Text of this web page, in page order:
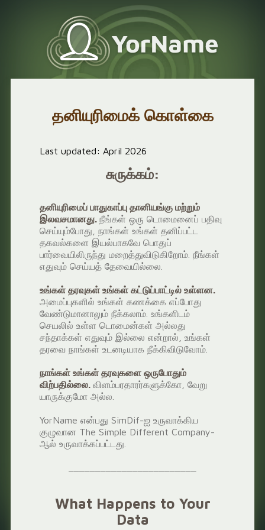
தனியுரிமைக் கொள்கை
Last updated: April 2026
சுருக்கம்:
தனியுரிமைப் பாதுகாப்பு தானியங்கு மற்றும்
இலவசமானது. நீங்கள் ஒரு டொமைனைப் பதிவு
செய்யும்போது, ​​நாங்கள் உங்கள் தனிப்பட்ட
தகவல்களை இயல்பாகவே பொதுப்
பார்வையிலிருந்து மறைத்துவிடுகிறோம். நீங்கள்
எதுவும் செய்யத் தேவையில்லை.
உங்கள் தரவுகள் உங்கள் கட்டுப்பாட்டில் உள்ளன.
அமைப்புகளில் உங்கள் கணக்கை எப்போது
வேண்டுமானாலும் நீக்கலாம். உங்களிடம்
செயலில் உள்ள டொமைன்கள் அல்லது
சந்தாக்கள் எதுவும் இல்லை என்றால், உங்கள்
தரவை நாங்கள் உடனடியாக நீக்கிவிடுவோம்.
நாங்கள் உங்கள் தரவுகளை ஒருபோதும்
விற்பதில்லை. விளம்பரதாரர்களுக்கோ, வேறு
யாருக்குமோ அல்ல.
YorName என்பது SimDif-ஐ உருவாக்கிய
குழுவான The Simple Different Company-
ஆல் உருவாக்கப்பட்டது.
What Happens to Your
Data